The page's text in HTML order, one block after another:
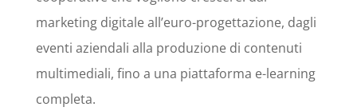
marketing digitale all’euro-progettazione, dagli
eventi aziendali alla produzione di contenuti
multimediali, fino a una piattaforma e-learning
completa.